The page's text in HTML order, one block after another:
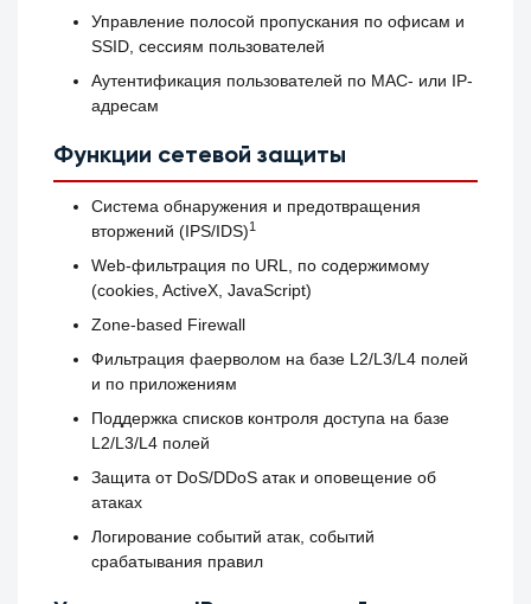
Управление полосой пропускания по офисам и
SSID, сессиям пользователей
Аутентификация пользователей по MAC- или IP-
адресам
Функции сетевой защиты
Система обнаружения и предотвращения
вторжений (IPS/IDS)1
Web-фильтрация по URL, по содержимому
(cookies, ActiveX, JavaScript)
Zone-based Firewall
Фильтрация фаерволом на базе L2/L3/L4 полей
и по приложениям
Поддержка списков контроля доступа на базе
L2/L3/L4 полей
Защита от DoS/DDoS атак и оповещение об
атаках
Логирование событий атак, событий
срабатывания правил